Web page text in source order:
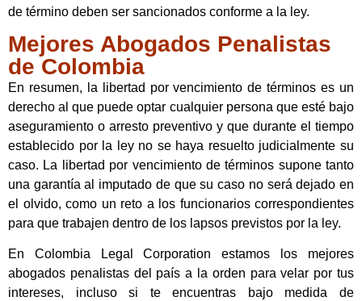
de término deben ser sancionados conforme a la ley.
Mejores Abogados Penalistas
de Colombia
En resumen, la libertad por vencimiento de términos es un
derecho al que puede optar cualquier persona que esté bajo
aseguramiento o arresto preventivo y que durante el tiempo
establecido por la ley no se haya resuelto judicialmente su
caso. La libertad por vencimiento de términos supone tanto
una garantía al imputado de que su caso no será dejado en
el olvido, como un reto a los funcionarios correspondientes
para que trabajen dentro de los lapsos previstos por la ley.
En Colombia Legal Corporation estamos los mejores
abogados penalistas del país a la orden para velar por tus
intereses, incluso si te encuentras bajo medida de